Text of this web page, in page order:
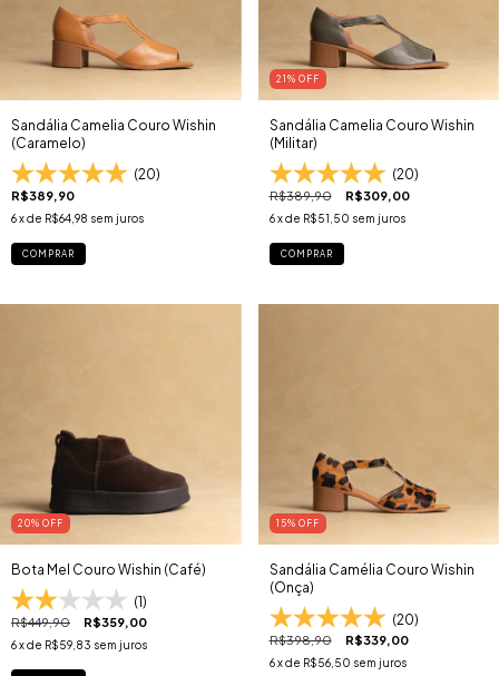
Sandália Camelia Couro Wishin
(Caramelo)
(20)
R$389,90
6x de R$64,98 sem juros
COMPRAR
21 % OFF
Sandália Camelia Couro Wishin
(Militar)
(20)
R$389,90 R$309,00
6 x de R$51,50 sem juros
COMPRAR
20% OFF
Bota Mel Couro Wishin (Café)
(1)
R$449,90 R$359,00
6x de R$59,83 sem juros
15% OFF
Sandália Camélia Couro Wishin
(Onça)
(20)
R$398,90 R$339,00
6 x de R$56,50 sem juros